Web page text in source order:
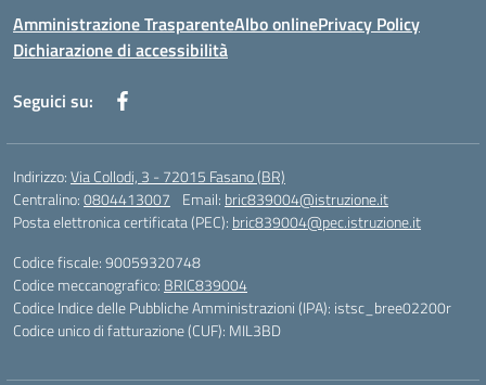
Amministrazione TrasparenteAlbo onlinePrivacy Policy
Dichiarazione di accessibilità
Seguici su:
Indirizzo:Via Collodi, 3 - 72015 Fasano (BR)
Centralino:0804413007 Email: bric839004@istruzione.it
Posta elettronica certificata (PEC): bric839004@pec.istruzione.it
Codice fiscale: 90059320748
Codice meccanografico: BRIC839004
Codice Indice delle Pubbliche Amministrazioni (IPA): istsc_bree02200r
Codice unico di fatturazione (CUF): MIL3BD